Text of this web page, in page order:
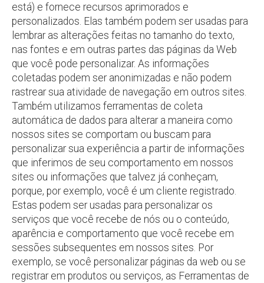
está) e fornece recursos aprimorados e
personalizados. Elas também podem ser usadas para
lembrar as alterações feitas no tamanho do texto,
nas fontes e em outras partes das páginas da Web
que você pode personalizar. As informações
coletadas podem ser anonimizadas e não podem
rastrear sua atividade de navegação em outros sites.
Também utilizamos ferramentas de coleta
automática de dados para alterar a maneira como
nossos sites se comportam ou buscam para
personalizar sua experiência a partir de informações
que inferimos de seu comportamento em nossos
sites ou informações que talvez já conheçam,
porque, por exemplo, você é um cliente registrado.
Estas podem ser usadas para personalizar os
serviços que você recebe de nós ou o conteúdo,
aparência e comportamento que você recebe em
sessões subsequentes em nossos sites. Por
exemplo, se você personalizar páginas da web ou se
registrar em produtos ou serviços, as Ferramentas de